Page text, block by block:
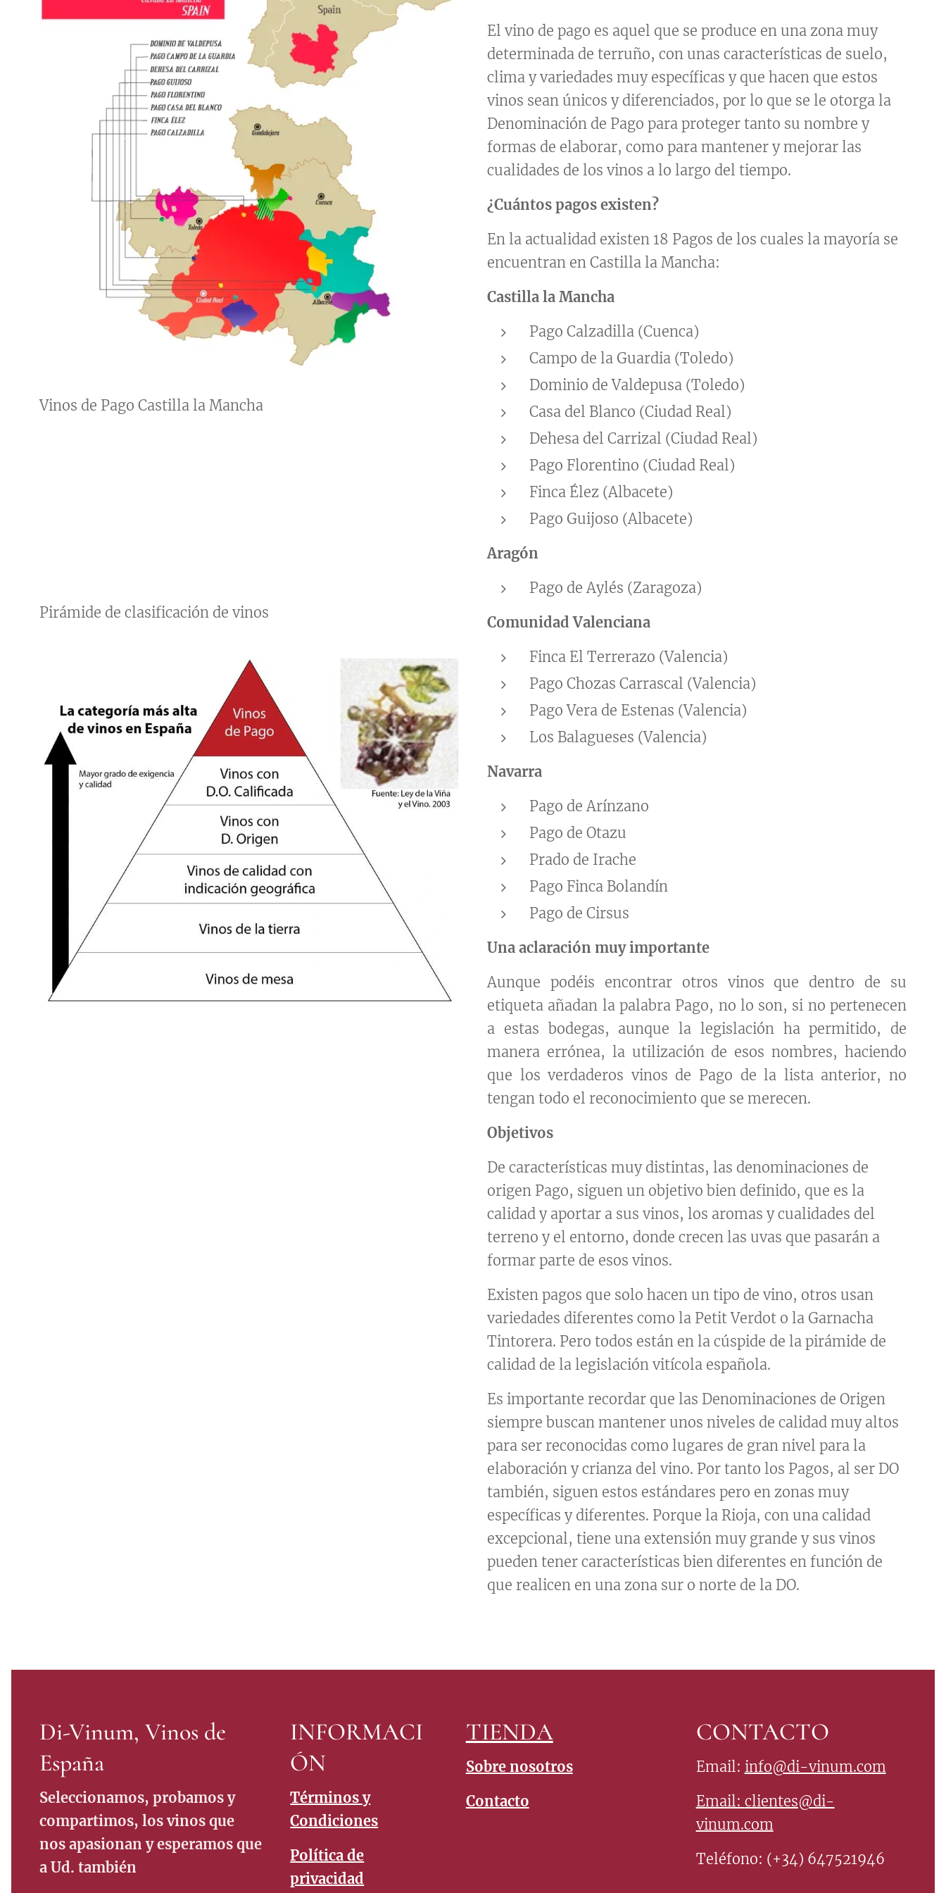
Vinos de Pago Castilla la Mancha
Pirámide de clasificación de vinos
El vino de pago es aquel que se produce en una zona muy
determinada de terruño, con unas características de suelo,
clima y variedades muy específicas y que hacen que estos
vinos sean únicos y diferenciados, por lo que se le otorga la
Denominación de Pago para proteger tanto su nombre y
formas de elaborar, como para mantener y mejorar las
cualidades de los vinos a lo largo del tiempo.
¿Cuántos pagos existen?
En la actualidad existen 18 Pagos de los cuales la mayoría se
encuentran en Castilla la Mancha:
Castilla la Mancha
Pago Calzadilla (Cuenca)
Campo de la Guardia (Toledo)
Dominio de Valdepusa (Toledo)
Casa del Blanco (Ciudad Real)
Dehesa del Carrizal (Ciudad Real)
Pago Florentino (Ciudad Real)
Finca Élez (Albacete)
Pago Guijoso (Albacete)
Aragón
Pago de Aylés (Zaragoza)
Comunidad Valenciana
Finca El Terrerazo (Valencia)
Pago Chozas Carrascal (Valencia)
Pago Vera de Estenas (Valencia)
Los Balagueses (Valencia)
Navarra
Pago de Arínzano
Pago de Otazu
Prado de Irache
Pago Finca Bolandín
Pago de Cirsus
Una aclaración muy importante
Aunque podéis encontrar otros vinos que dentro de su
etiqueta añadan la palabra Pago, no lo son, si no pertenecen
a estas bodegas, aunque la legislación ha permitido, de
manera errónea, la utilización de esos nombres, haciendo
que los verdaderos vinos de Pago de la lista anterior, no
tengan todo el reconocimiento que se merecen.
Objetivos
De características muy distintas, las denominaciones de
origen Pago, siguen un objetivo bien definido, que es la
calidad y aportar a sus vinos, los aromas y cualidades del
terreno y el entorno, donde crecen las uvas que pasarán a
formar parte de esos vinos.
Existen pagos que solo hacen un tipo de vino, otros usan
variedades diferentes como la Petit Verdot o la Garnacha
Tintorera. Pero todos están en la cúspide de la pirámide de
calidad de la legislación vitícola española.
Es importante recordar que las Denominaciones de Origen
siempre buscan mantener unos niveles de calidad muy altos
para ser reconocidas como lugares de gran nivel para la
elaboración y crianza del vino. Por tanto los Pagos, al ser DO
también, siguen estos estándares pero en zonas muy
específicas y diferentes. Porque la Rioja, con una calidad
excepcional, tiene una extensión muy grande y sus vinos
pueden tener características bien diferentes en función de
que realicen en una zona sur o norte de la DO.
Di-Vinum, Vinos de
España
Seleccionamos, probamos y
compartimos, los vinos que
nos apasionan y esperamos que
a Ud. también
INFORMACI
ÓN
Términos y
Condiciones
Política de
privacidad
TIENDA
Sobre nosotros
Contacto
CONTACTO
Email: info@di-vinum.com
Email: clientes@di-
vinum.com
Teléfono: (+34) 647521946